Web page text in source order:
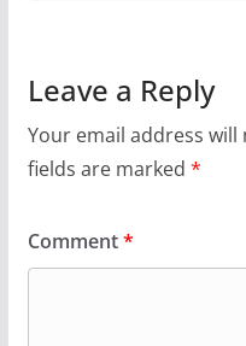
Leave a Reply
Your email address
fields are marked *
Comment*